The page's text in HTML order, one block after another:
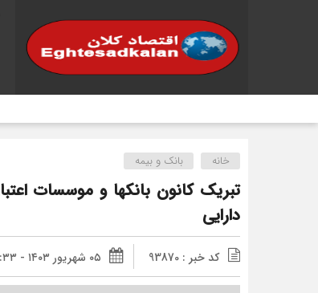
خانه بانک و بیمه
تبریک کانون بانکها و موسسات
دارایی
کد خبر : 93870 ۰۵ شهریور ۱۴۰۳ - ۱۶:۳۳